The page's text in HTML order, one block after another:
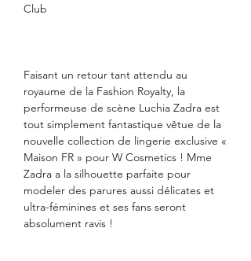
Club
Faisant un retour tant attendu au
royaume de la Fashion Royalty, la
performeuse de scène Luchia Zadra est
tout simplement fantastique vêtue de la
nouvelle collection de lingerie exclusive «
Maison FR » pour W Cosmetics ! Mme
Zadra a la silhouette parfaite pour
modeler des parures aussi délicates et
ultra-féminines et ses fans seront
absolument ravis !